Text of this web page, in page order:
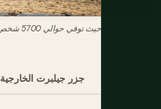
جزر جيلبرت الخارجية